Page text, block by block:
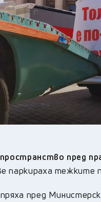
пространство пред
паркираха тежките
пред